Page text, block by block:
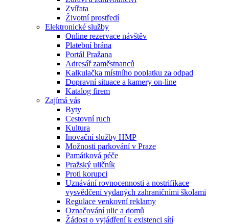
Zvířata
Životní prostředí
Elektronické služby
Online rezervace návštěv
Platební brána
Portál Pražana
Adresář zaměstnanců
Kalkulačka místního poplatku za odpad
Dopravní situace a kamery on-line
Katalog firem
Zajímá vás
Byty
Cestovní ruch
Kultura
Inovační služby HMP
Možnosti parkování v Praze
Památková péče
Pražský uličník
Proti korupci
Uznávání rovnocennosti a nostrifikace
vysvědčení vydaných zahraničními školami
Regulace venkovní reklamy
Označování ulic a domů
Žádost o vyjádření k existenci sítí